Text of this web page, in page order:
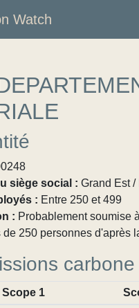
Watch
siège social : Grand Est
: Entre 250 et 499
: Probablement soumise
250 personnes d'après
carbone
Scope 1